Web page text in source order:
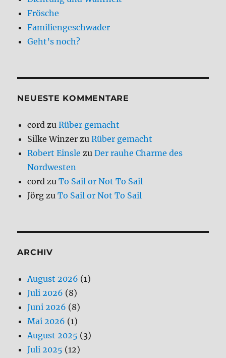
Frösche
Familiengeschwader
Geht’s noch?
NEUESTE KOMMENTARE
cord zuRüber gemacht
Silke Winzer zuRüber gemacht
Robert Einsle zuDer rauhe Charme des
Nordwesten
cord zuTo Sail or Not To Sail
Jörg zuTo Sail or Not To Sail
ARCHIV
August 2026 (1)
Juli 2026 (8)
Juni 2026 (8)
Mai 2026 (1)
August 2025 (3)
Juli 2025 (12)